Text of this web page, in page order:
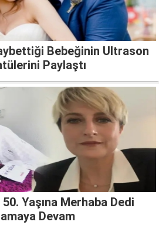
Bebeğinin Ultrason
Paylaştı
Yaşına Merhaba Dedi
Devam